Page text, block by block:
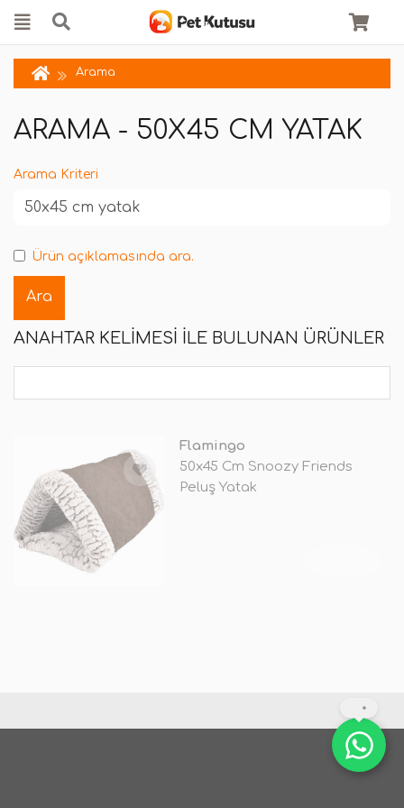
Arama
ARAMA - 50X45 CM YATAK
Arama Kriteri
Ürün açıklamasında ara.
ANAHTAR KELIMESI ILE BULUNAN ÜRÜNLER
Flamingo
50x45 Cm Snoozy Friends
Peluş Yatak